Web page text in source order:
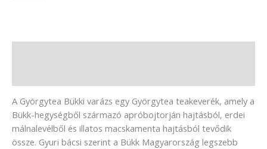
A Györgytea Bükki varázs egy Györgytea teakeverék, amely a
Bükk-hegységből származó apróbojtorján hajtásból, erdei
málnalevélből és illatos macskamenta hajtásból tevődik
össze. Gyuri bácsi szerint a Bükk Magyarország legszebb